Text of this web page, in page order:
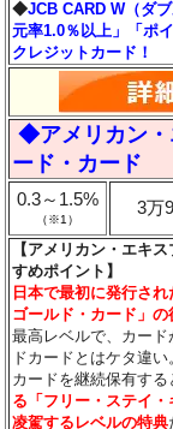
◆JCB CARD W（ダ
元率1.0％以上」「ポ
クレジットカード！
◆アメリカン・
ード・カード
0.3～1.5%
（※1）
3万
【アメリカン・エキ
すめポイント】
日本で最初に発行さ
ゴールド・カード」の
最高レベルで、カー
ドカードとはケタ違
カードを継続保有する
る「フリー・ステイ
凌駕するレベルの特典